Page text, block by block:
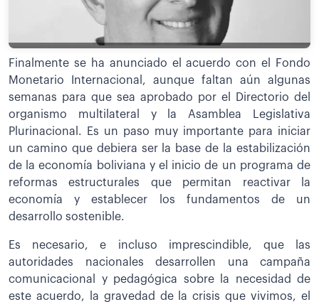
Finalmente se ha anunciado el acuerdo con el Fondo
Monetario Internacional, aunque faltan aún algunas
semanas para que sea aprobado por el Directorio del
organismo multilateral y la Asamblea Legislativa
Plurinacional. Es un paso muy importante para iniciar
un camino que debiera ser la base de la estabilización
de la economía boliviana y el inicio de un programa de
reformas estructurales que permitan reactivar la
economía y establecer los fundamentos de un
desarrollo sostenible.
Es necesario, e incluso imprescindible, que las
autoridades nacionales desarrollen una campaña
comunicacional y pedagógica sobre la necesidad de
este acuerdo, la gravedad de la crisis que vivimos, el